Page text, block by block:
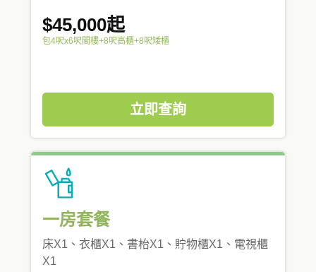
$45,000起
包4呎x6呎閣樓+8呎高櫃+8呎矮櫃
立即查詢
一房套餐
床X1、衣櫃X1、書枱X1、貯物櫃X1、電視櫃
X1